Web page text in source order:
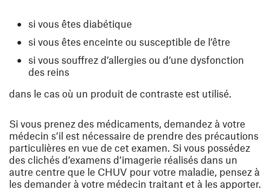
si vous êtes diabétique
si vous êtes enceinte ou susceptible de l’être
si vous souffrez d’allergies ou d’une dysfonction
des reins
dans le cas où un produit de contraste est utilisé.
Si vous prenez des médicaments, demandez à votre
médecin s’il est nécessaire de prendre des précautions
particulières en vue de cet examen. Si vous possédez
des clichés d’examens d’imagerie réalisés dans un
autre centre que le CHUV pour votre maladie, pensez à
les demander à votre médecin traitant et à les apporter.